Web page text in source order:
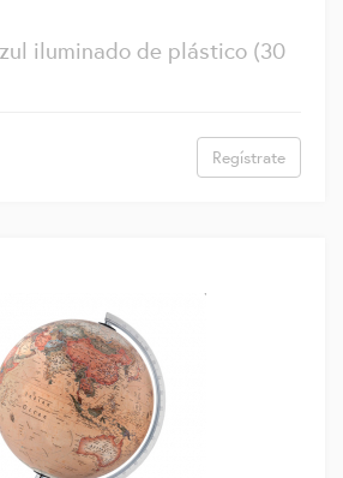
iluminado de plástico (30
Regístrate